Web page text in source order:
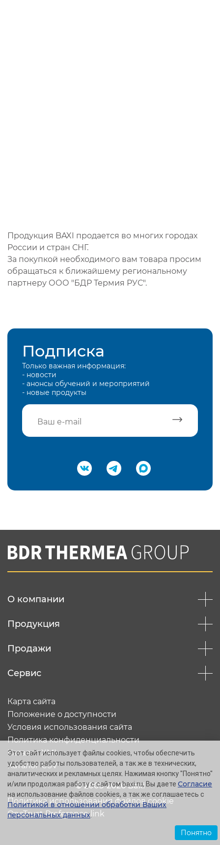
Продукция BAXI продается во многих городах
России и стран СНГ.
За покупкой необходимого вам товара просим
обращаться к ближайшему региональному
партнеру ООО "БДР Термия РУС".
Подписка
Только важная информация:
- новости
- анонсы обучений и мероприятий
- новые продукты
Подтвердить e-mail
Вы соглашаетесь с нашей политикой
конфеденциальности
О компании
Продукция
Продажи
Сервис
© 2005-2026 Baxi
Карта сайта
Положение о доступности
Условия использования сайта
Политика конфиденциальности
Каталог XML
Каталог CSV
Политика использования файлов cookie
OneTrust Preference link
Этот сайт использует файлы cookies, чтобы обеспечить
удобство работы пользователей, а так же в технических,
аналитических и рекламных целях. Нажимая кнопку "Понятно"
и/или продолжая работу с сайтом baxi.ru, Вы даете Согласие
на использование файлов cookies, а так же соглашаетесь с
Политикой в отношении обработки Ваших
персональных данных.
Понятно